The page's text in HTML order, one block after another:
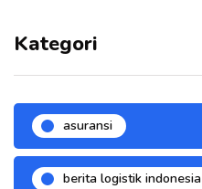
Kategori
asuransi
berita logistik indonesia